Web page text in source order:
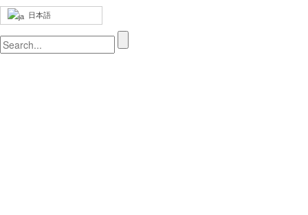
日本語